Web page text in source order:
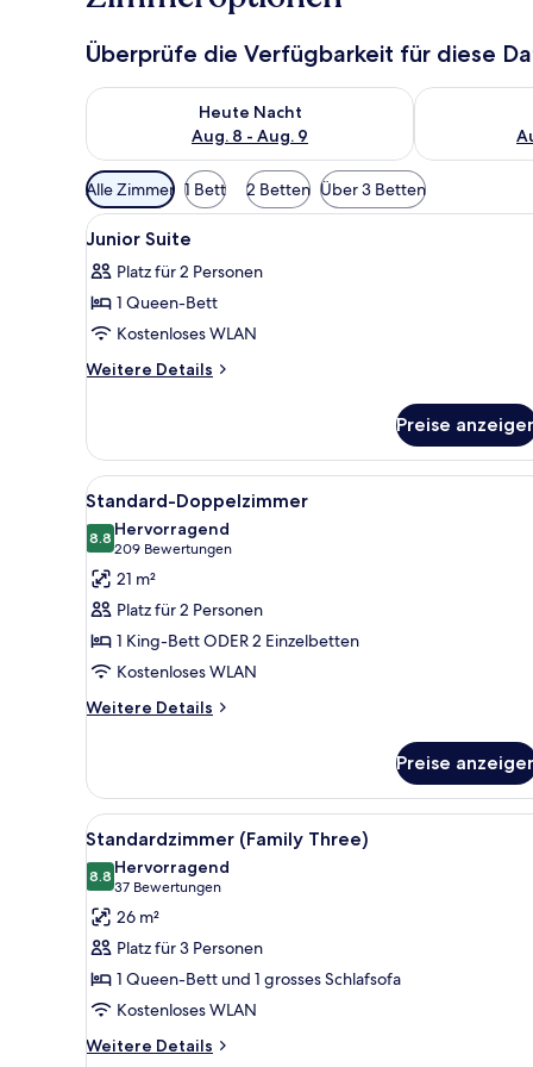
Überprüfe die Verfügbarkeit für diese
Heute Nacht
Aug. 8 - Aug. 9
Überprüfe die Verfügbarkeit für heute Nacht, Aug. 8
Überprüfe
Verfügbare
Filter
für
Alle Zimmer 1 Bett 2 Betten Über 3 Betten
Alle
Fotos
für
Junior
Suite
anzeigen
Allergikerbettwaren,
10
Junior Suite
Platz für 2 Personen
1 Queen-Bett
Kostenloses WLAN
Weitere Details
Weitere
Suite
Preise
Alle
Fotos
für
Standard-
Doppelzimmer
anzeigen
Ein modernes Hotelzimmer
13
Standard-Doppelzimmer
8.88.8 von 10
Hervorragend
209 Bewertungen
(209
Bewertungen)
21 m²
Platz für 2 Personen
1 King-Bett ODER 2 Einzelbetten
Kostenloses WLAN
Weitere Details
Weitere
Doppelzimmer
Preise
Alle
Fotos
für
Standardzimmer
(Family
Three)
anzeigen
Ein Hotelzimmer mit Bett,
11
Standardzimmer (Family Three)
8.88.8 von 10
Hervorragend
37 Bewertungen
(37
Bewertungen)
26 m²
Platz für 3 Personen
1 Queen-Bett und 1 grosses Schlafsofa
Kostenloses WLAN
Weitere Details
Weitere